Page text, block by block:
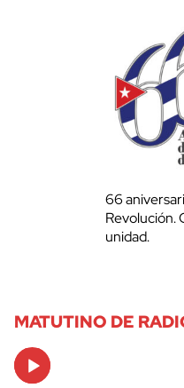
66
Revolución.
unidad.
MATUTINO DE
Audio
Player